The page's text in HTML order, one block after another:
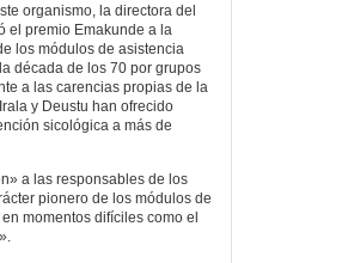
organismo, la directora del
el premio Emakunde a la
los módulos de asistencia
década de los 70 por grupos
a las carencias propias de la
y Deustu han ofrecido
sicológica a más de
a las responsables de los
pionero de los módulos de
momentos difíciles como el